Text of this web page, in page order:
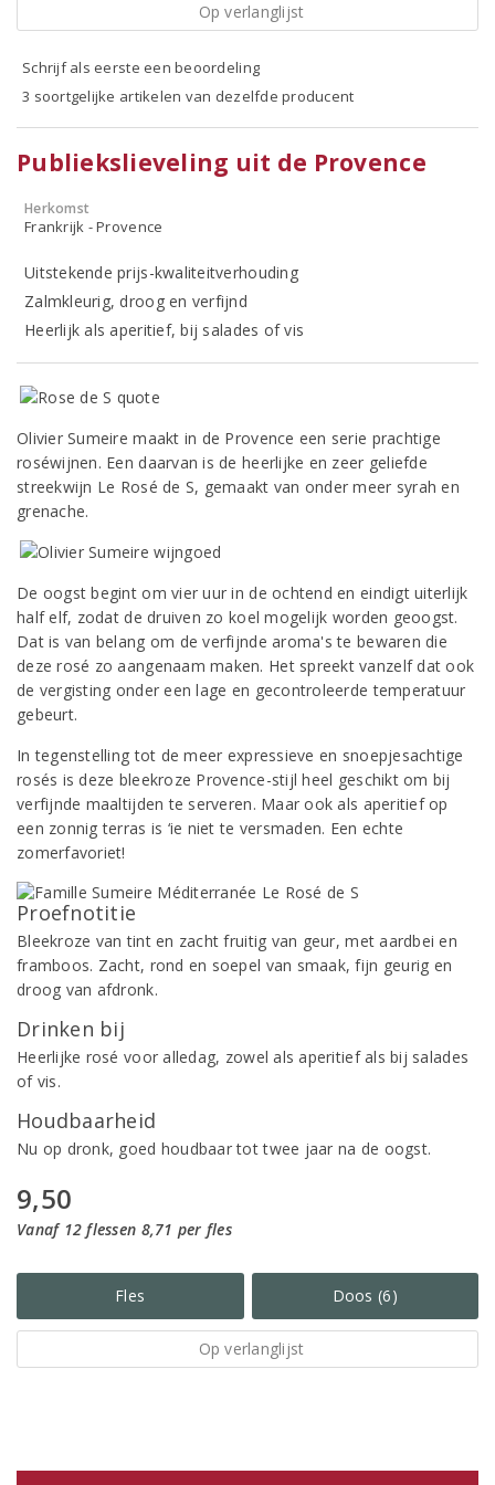
Op verlanglijst
Schrijf als eerste een beoordeling
3 soortgelijke artikelen van dezelfde producent
Publiekslieveling uit de Provence
Herkomst
Frankrijk - Provence
Uitstekende prijs-kwaliteitverhouding
Zalmkleurig, droog en verfijnd
Heerlijk als aperitief, bij salades of vis
Olivier Sumeire maakt in de Provence een serie prachtige
roséwijnen. Een daarvan is de heerlijke en zeer geliefde
streekwijn Le Rosé de S, gemaakt van onder meer syrah en
grenache.
De oogst begint om vier uur in de ochtend en eindigt uiterlijk
half elf, zodat de druiven zo koel mogelijk worden geoogst.
Dat is van belang om de verfijnde aroma's te bewaren die
deze rosé zo aangenaam maken. Het spreekt vanzelf dat ook
de vergisting onder een lage en gecontroleerde temperatuur
gebeurt.
In tegenstelling tot de meer expressieve en snoepjesachtige
rosés is deze bleekroze Provence-stijl heel geschikt om bij
verfijnde maaltijden te serveren. Maar ook als aperitief op
een zonnig terras is ‘ie niet te versmaden. Een echte
zomerfavoriet!
Proefnotitie
Bleekroze van tint en zacht fruitig van geur, met aardbei en
framboos. Zacht, rond en soepel van smaak, fijn geurig en
droog van afdronk.
Drinken bij
Heerlijke rosé voor alledag, zowel als aperitief als bij salades
of vis.
Houdbaarheid
Nu op dronk, goed houdbaar tot twee jaar na de oogst.
9,50
Vanaf 12 flessen 8,71 per fles
Fles Doos (6)
Op verlanglijst